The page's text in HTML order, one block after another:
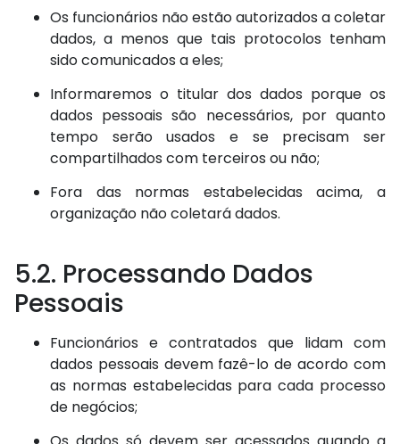
Os funcionários não estão autorizados a coletar
dados, a menos que tais protocolos tenham
sido comunicados a eles;
Informaremos o titular dos dados porque os
dados pessoais são necessários, por quanto
tempo serão usados e se precisam ser
compartilhados com terceiros ou não;
Fora das normas estabelecidas acima, a
organização não coletará dados.
5.2. Processando Dados
Pessoais
Funcionários e contratados que lidam com
dados pessoais devem fazê-lo de acordo com
as normas estabelecidas para cada processo
de negócios;